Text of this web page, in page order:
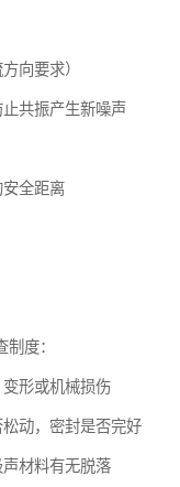
向要求）
共振产生新噪声
全距离
度：
形或机械损伤
动，密封是否完好
材料有无脱落